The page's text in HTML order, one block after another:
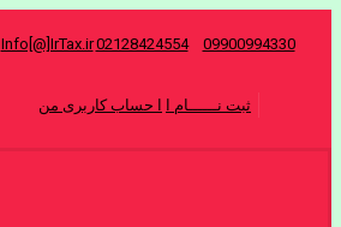
09900994330
02128424554
Info[@]IrTax.ir
ثبت نــــــام ا ا حساب کاربری من